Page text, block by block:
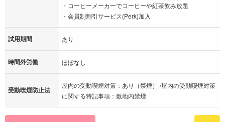
・コーヒーメーカーでコーヒーや紅茶飲み放題
・会員制割引サービス(Perk)加入
試用期間 あり
時間外労働 ほぼなし
受動喫煙防止法
屋内の受動喫煙対策：あり（禁煙） /屋内の受動喫煙対策
に関する特記事項：敷地内禁煙